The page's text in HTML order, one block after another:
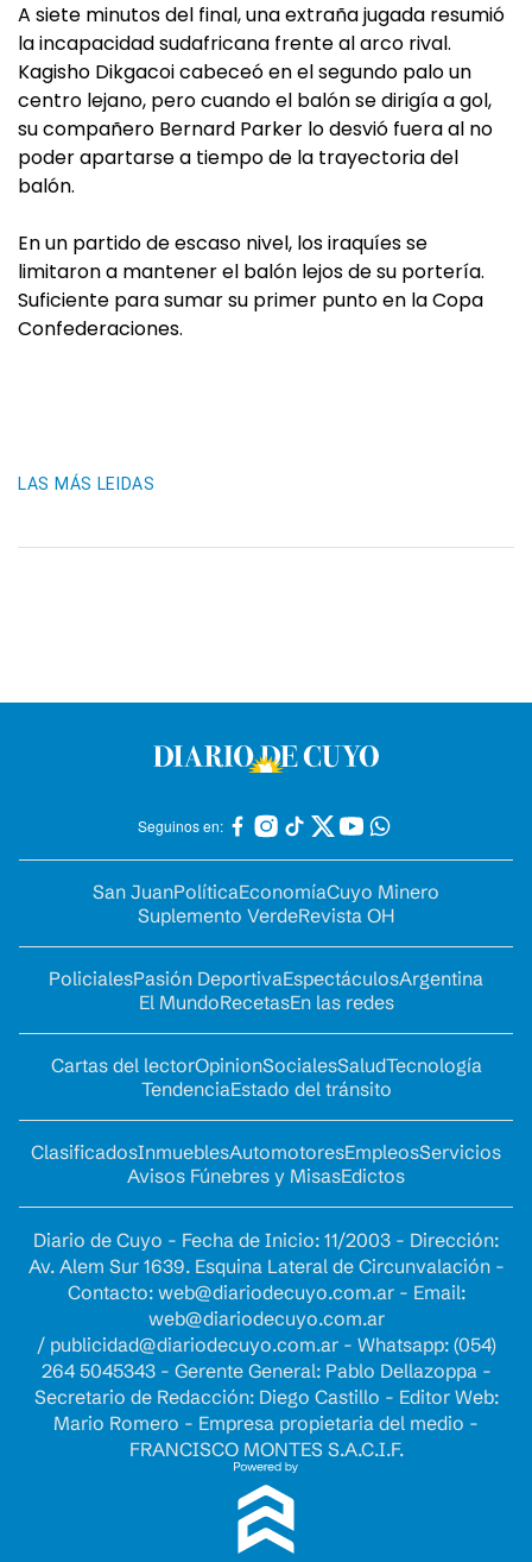
A siete minutos del final, una extraña jugada resumió
la incapacidad sudafricana frente al arco rival.
Kagisho Dikgacoi cabeceó en el segundo palo un
centro lejano, pero cuando el balón se dirigía a gol,
su compañero Bernard Parker lo desvió fuera al no
poder apartarse a tiempo de la trayectoria del
balón.
En un partido de escaso nivel, los iraquíes se
limitaron a mantener el balón lejos de su portería.
Suficiente para sumar su primer punto en la Copa
Confederaciones.
LAS MÁS LEIDAS
Seguinos en:
San JuanPolíticaEconomíaCuyo Minero
Suplemento VerdeRevista OH
PolicialesPasión DeportivaEspectáculosArgentina
El MundoRecetasEn las redes
Cartas del lectorOpinionSocialesSaludTecnología
TendenciaEstado del tránsito
ClasificadosInmueblesAutomotoresEmpleosServicios
Avisos Fúnebres y MisasEdictos
Diario de Cuyo - Fecha de Inicio: 11/2003 - Dirección:
Av. Alem Sur 1639. Esquina Lateral de Circunvalación -
Contacto: web@diariodecuyo.com.ar- Email:
web@diariodecuyo.com.ar
/ publicidad@diariodecuyo.com.ar- Whatsapp: (054)
264 5045343 - Gerente General: Pablo Dellazoppa -
Secretario de Redacción: Diego Castillo - Editor Web:
Mario Romero - Empresa propietaria del medio -
FRANCISCO MONTES S.A.C.I.F.